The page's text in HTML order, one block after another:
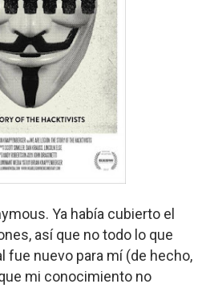
Ya había cubierto el
así que no todo lo que
fue nuevo para mí (de hecho,
mi conocimiento no